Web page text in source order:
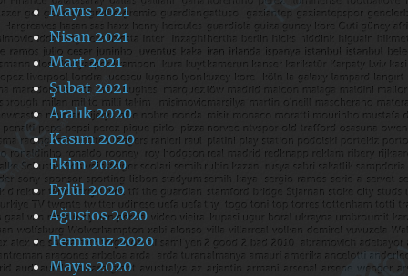
Mayıs 2021
Nisan 2021
Mart 2021
Şubat 2021
Aralık 2020
Kasım 2020
Ekim 2020
Eylül 2020
Ağustos 2020
Temmuz 2020
Mayıs 2020